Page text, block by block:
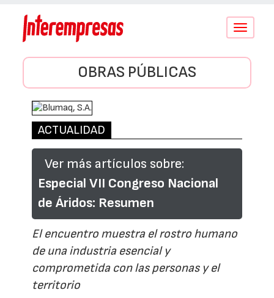
Conmutar
OBRAS PÚBLICAS
ACTUALIDAD
Ver más artículos sobre:
Especial VII Congreso Nacional
de Áridos: Resumen
El encuentro muestra el rostro humano
de una industria esencial y
comprometida con las personas y el
territorio